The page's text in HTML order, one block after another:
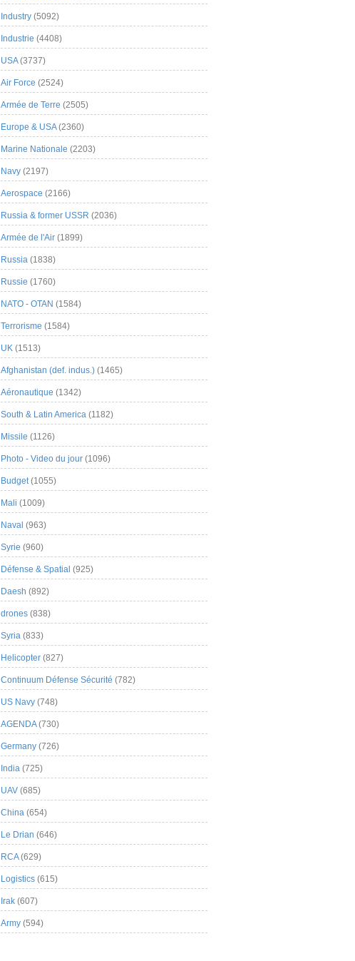
Industry (5092)
Industrie (4408)
USA(3737)
Air Force (2524)
Armée de Terre (2505)
Europe & USA(2360)
Marine Nationale (2203)
Navy (2197)
Aerospace (2166)
Russia & former USSR (2036)
Armée de l'Air (1899)
Russia (1838)
Russie (1760)
NATO - OTAN (1584)
Terrorisme (1584)
UK (1513)
Afghanistan (def. indus.) (1465)
Aéronautique (1342)
South & Latin America (1182)
Missile (1126)
Photo - Video du jour (1096)
Budget(1055)
Mali (1009)
Naval (963)
Syrie (960)
Défense & Spatial (925)
Daesh (892)
drones (838)
Syria (833)
Helicopter (827)
Continuum Défense Sécurité (782)
US Navy (748)
AGENDA(730)
Germany (726)
India (725)
UAV (685)
China (654)
Le Drian (646)
RCA(629)
Logistics (615)
Irak (607)
Army (594)